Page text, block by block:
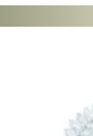
แหวน แหวนมรก